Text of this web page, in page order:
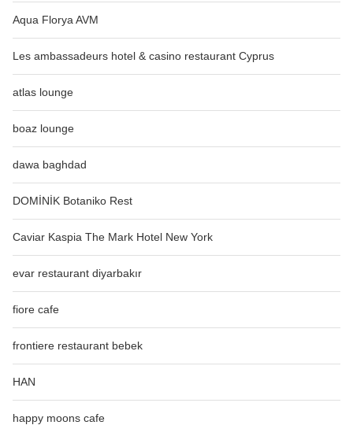
Aqua Florya AVM
Les ambassadeurs hotel & casino restaurant Cyprus
atlas lounge
boaz lounge
dawa baghdad
DOMİNİK Botaniko Rest
Caviar Kaspia The Mark Hotel New York
evar restaurant diyarbakır
fiore cafe
frontiere restaurant bebek
HAN
happy moons cafe